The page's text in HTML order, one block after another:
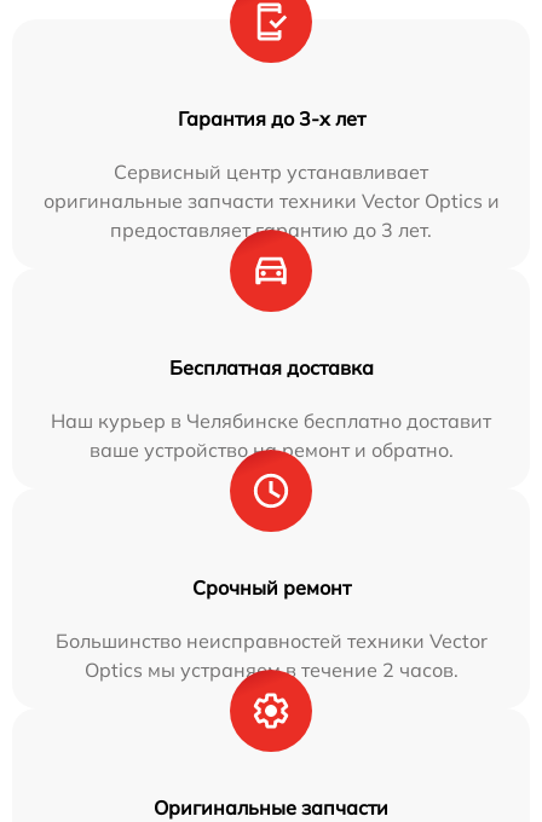
Гарантия до 3-х лет
Сервисный центр устанавливает
оригинальные запчасти техники Vector Optics и
предоставляет гарантию до 3 лет.
Бесплатная доставка
Наш курьер в Челябинске бесплатно доставит
ваше устройство на ремонт и обратно.
Срочный ремонт
Большинство неисправностей техники Vector
Optics мы устраняем в течение 2 часов.
Оригинальные запчасти